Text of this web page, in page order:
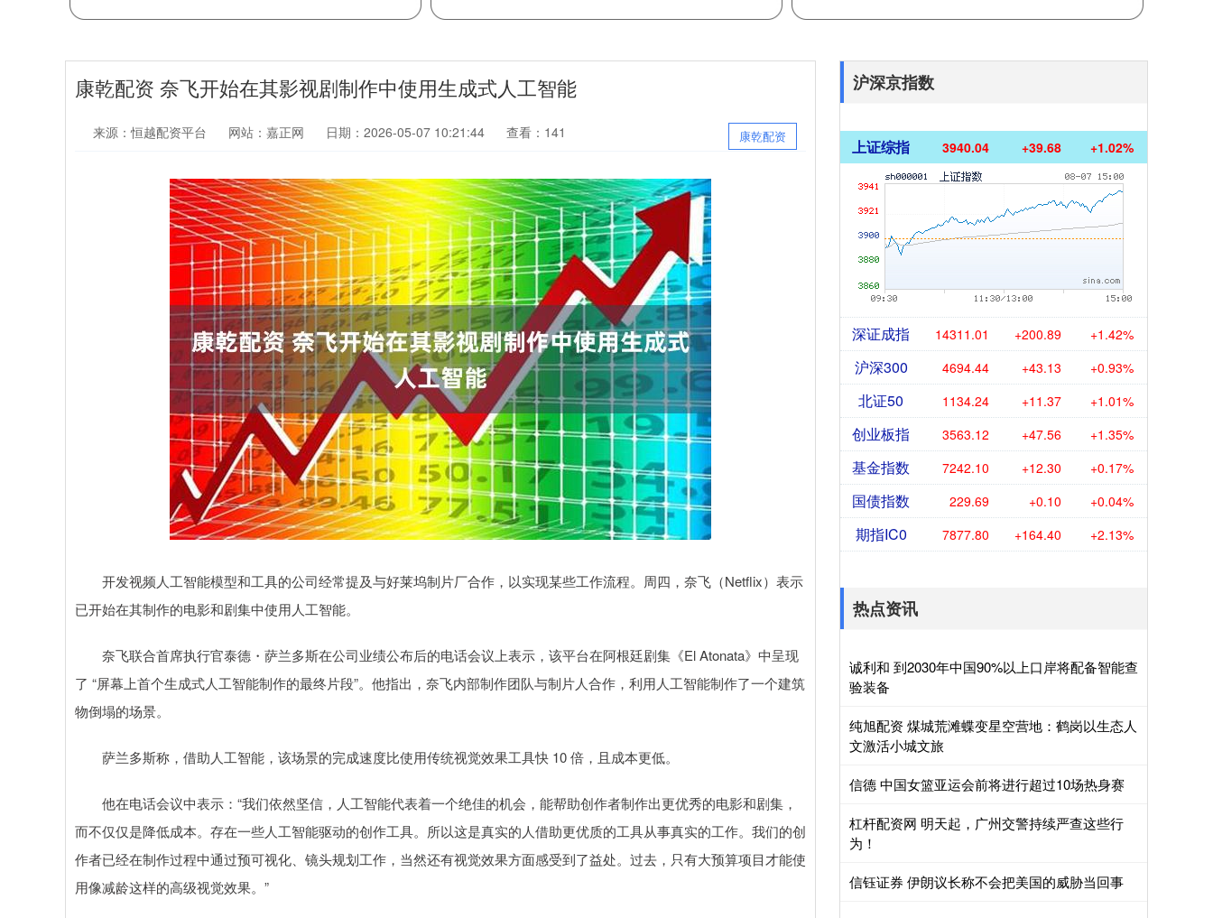
康乾配资 奈飞开始在其影视剧制作中使用生成式人工智能
康乾配资
来源：恒越配资平台 网站：嘉正网 日期：2026-05-07 10:21:44 查看：141
开发视频人工智能模型和工具的公司经常提及与好莱坞制片厂合作，以实现某些工作流程。周四，奈飞（Netflix）表示
已开始在其制作的电影和剧集中使用人工智能。
奈飞联合首席执行官泰德・萨兰多斯在公司业绩公布后的电话会议上表示，该平台在阿根廷剧集《El Atonata》中呈现
了 “屏幕上首个生成式人工智能制作的最终片段”。他指出，奈飞内部制作团队与制片人合作，利用人工智能制作了一个建筑
物倒塌的场景。
萨兰多斯称，借助人工智能，该场景的完成速度比使用传统视觉效果工具快 10 倍，且成本更低。
他在电话会议中表示：“我们依然坚信，人工智能代表着一个绝佳的机会，能帮助创作者制作出更优秀的电影和剧集，
而不仅仅是降低成本。存在一些人工智能驱动的创作工具。所以这是真实的人借助更优质的工具从事真实的工作。我们的创
作者已经在制作过程中通过预可视化、镜头规划工作，当然还有视觉效果方面感受到了益处。过去，只有大预算项目才能使
用像减龄这样的高级视觉效果。”
沪深京指数
上证综指 3940.04 +39.68 +1.02%
深证成指 14311.01 +200.89 +1.42%
沪深300 4694.44 +43.13 +0.93%
北证50 1134.24 +11.37 +1.01%
创业板指 3563.12 +47.56 +1.35%
基金指数 7242.10 +12.30 +0.17%
国债指数 229.69 +0.10 +0.04%
期指IC0 7877.80 +164.40 +2.13%
热点资讯
诚利和 到2030年中国90%以上口岸将配备智能查
验装备
纯旭配资 煤城荒滩蝶变星空营地：鹤岗以生态人
文激活小城文旅
信德 中国女篮亚运会前将进行超过10场热身赛
杠杆配资网 明天起，广州交警持续严查这些行
为！
信钰证券 伊朗议长称不会把美国的威胁当回事